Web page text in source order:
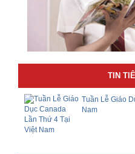
TIN
Tuần Lễ Giáo
Nam